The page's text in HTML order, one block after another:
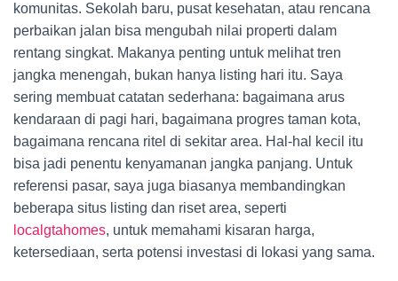
komunitas. Sekolah baru, pusat kesehatan, atau rencana
perbaikan jalan bisa mengubah nilai properti dalam
rentang singkat. Makanya penting untuk melihat tren
jangka menengah, bukan hanya listing hari itu. Saya
sering membuat catatan sederhana: bagaimana arus
kendaraan di pagi hari, bagaimana progres taman kota,
bagaimana rencana ritel di sekitar area. Hal-hal kecil itu
bisa jadi penentu kenyamanan jangka panjang. Untuk
referensi pasar, saya juga biasanya membandingkan
beberapa situs listing dan riset area, seperti
localgtahomes, untuk memahami kisaran harga,
ketersediaan, serta potensi investasi di lokasi yang sama.